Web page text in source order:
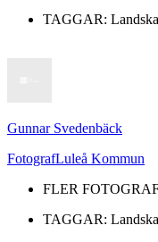
TAGGAR:
Gunnar Svedenbäck
FotografLuleå Kommun
FLER
TAGGAR: